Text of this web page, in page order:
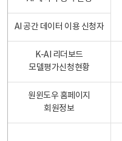
AI 공간 데이터 이용 신청자
K-AI 리더보드
모델평가신청현황
원윈도우 홈페이지
회원정보